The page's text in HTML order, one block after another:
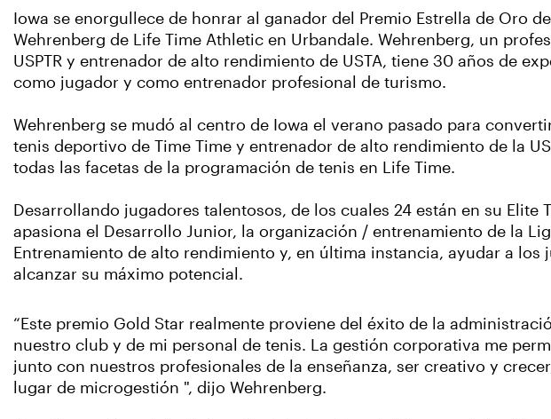
Iowa se enorgullece de honrar al ganador del Premio Estrella de Oro
Wehrenberg de Life Time Athletic en Urbandale. Wehrenberg, un
USPTR y entrenador de alto rendimiento de USTA, tiene 30 años de
como jugador y como entrenador profesional de turismo.
Wehrenberg se mudó al centro de Iowa el verano pasado para
tenis deportivo de Time Time y entrenador de alto rendimiento de la
todas las facetas de la programación de tenis en Life Time.
Desarrollando jugadores talentosos, de los cuales 24 están en su Elite
apasiona el Desarrollo Junior, la organización / entrenamiento de la
Entrenamiento de alto rendimiento y, en última instancia, ayudar a los
alcanzar su máximo potencial.
“Este premio Gold Star realmente proviene del éxito de la
nuestro club y de mi personal de tenis. La gestión corporativa me
junto con nuestros profesionales de la enseñanza, ser creativo y
lugar de microgestión ", dijo Wehrenberg.